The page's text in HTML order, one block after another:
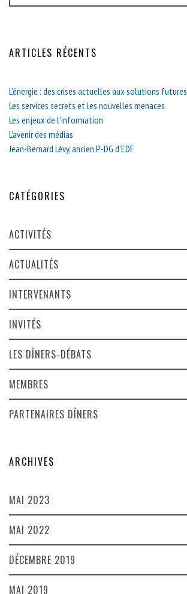
ARTICLES RÉCENTS
L’énergie : des crises actuelles aux solutions futures
Les services secrets et les nouvelles menaces
Les enjeux de l’information
L’avenir des médias
Jean-Bernard Lévy, ancien P-DG d’EDF
CATÉGORIES
ACTIVITÉS
ACTUALITÉS
INTERVENANTS
INVITÉS
LES DÎNERS-DÉBATS
MEMBRES
PARTENAIRES DÎNERS
ARCHIVES
MAI 2023
MAI 2022
DÉCEMBRE 2019
MAI 2019